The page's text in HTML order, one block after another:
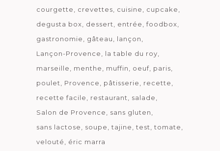
courgette
crevettes cuisine
cupcake
degusta box
dessert entrée
foodbox
gastronomie
gâteau
lançon
Lançon-Provence
la table du roy
marseille
menthe muffin oeuf paris
poulet
Provence pâtisserie
recette
recette facile
restaurant
salade
Salon de Provence
sans gluten
sans lactose
soupe tajine test
tomate
velouté
éric marra